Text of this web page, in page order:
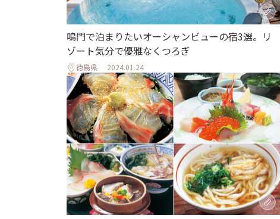
鳴門で泊まりたいオーシャンビューの宿3選。リ
ゾート気分で優雅なくつろぎ
徳島県 2024.01.24